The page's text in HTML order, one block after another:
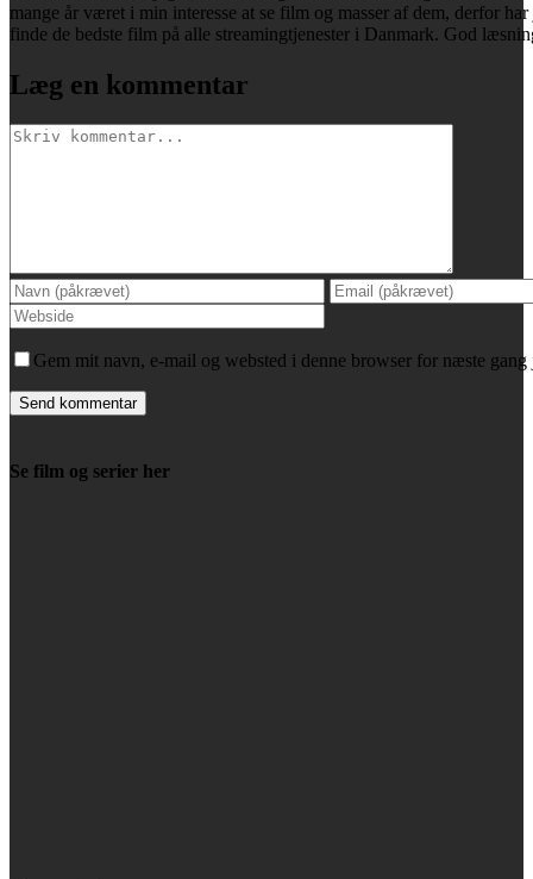
mange år været i min interesse at se film og masser af dem, derfor
finde de bedste film på alle streamingtjenester i Danmark. God
Læg en kommentar
Comment
Gem mit navn, e-mail og websted i denne browser for næste gang
Se film og serier her